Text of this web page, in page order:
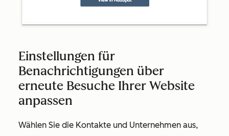
Einstellungen für
Benachrichtigungen über
erneute Besuche Ihrer Website
anpassen
Wählen Sie die Kontakte und Unternehmen aus,